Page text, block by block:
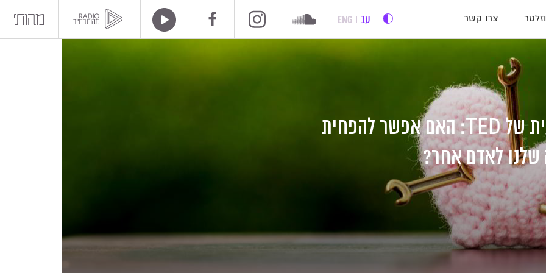
צרו קשר עב ENG
ההרצאה השבועית של TED: האם אפשר להפחית
לאדם אחר?